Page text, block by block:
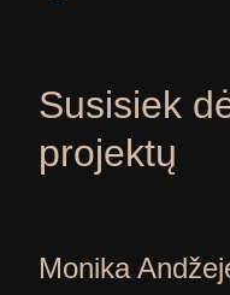
Susisiek
projektų
Monika